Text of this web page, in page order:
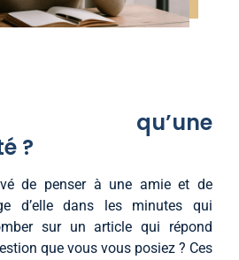
ce qu’une
?
de penser à une amie et de
d’elle dans les minutes qui
sur un article qui répond
que vous vous posiez ? Ces